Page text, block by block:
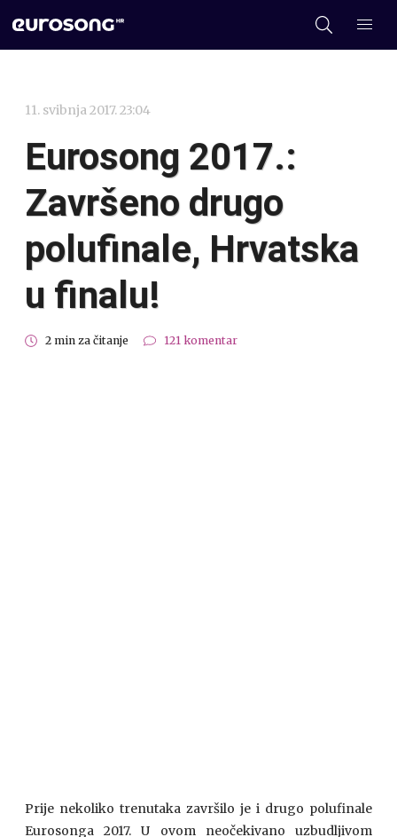
11. svibnja 2017. 23:04
Eurosong 2017.:
Završeno drugo
polufinale, Hrvatska
u finalu!
2 min za čitanje 121 komentar
Prije nekoliko trenutaka završilo je i drugo polufinale
Eurosonga 2017. U ovom neočekivano uzbudljivom